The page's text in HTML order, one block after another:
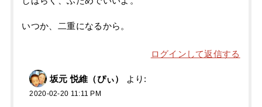
いつか、二重になるから。
ログインして返信する
坂元 悦維（ぴぃ） より:
2020-02-20 11:11 PM